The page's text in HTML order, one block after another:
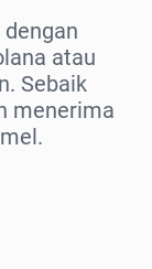
atau
Sebaik
menerima